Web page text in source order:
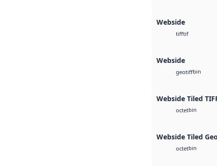
Webside
tifftif
Webside
geotiffbin
Webside Tiled
octetbin
Webside Tiled
octetbin